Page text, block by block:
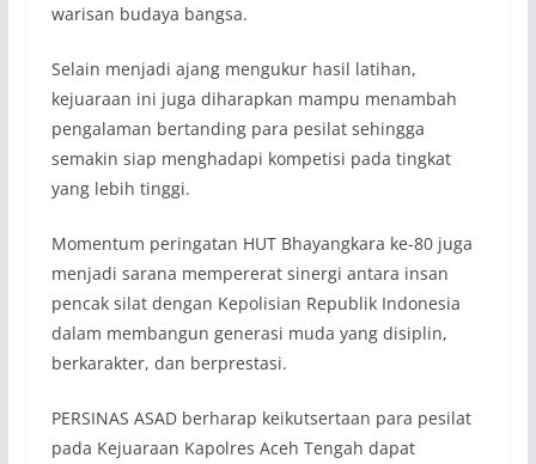
warisan budaya bangsa.
Selain menjadi ajang mengukur hasil latihan,
kejuaraan ini juga diharapkan mampu menambah
pengalaman bertanding para pesilat sehingga
semakin siap menghadapi kompetisi pada tingkat
yang lebih tinggi.
Momentum peringatan HUT Bhayangkara ke-80 juga
menjadi sarana mempererat sinergi antara insan
pencak silat dengan Kepolisian Republik Indonesia
dalam membangun generasi muda yang disiplin,
berkarakter, dan berprestasi.
PERSINAS ASAD berharap keikutsertaan para pesilat
pada Kejuaraan Kapolres Aceh Tengah dapat